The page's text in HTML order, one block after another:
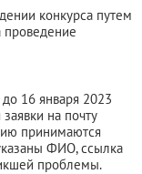
конкурса путем
проведение
16 января 2023
на почту
принимаются
ФИО, ссылка
проблемы.